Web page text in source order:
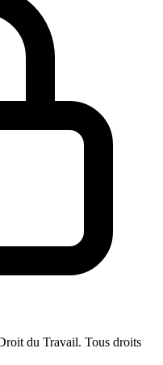
du Travail. Tous droits